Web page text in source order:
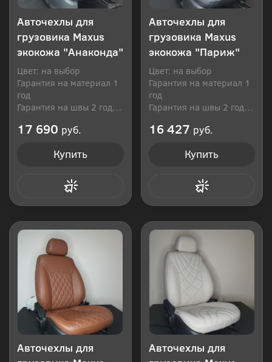
Авточехлы для
грузовика Maxus
экокожа "Анаконда"
Цвет: на выбор
Гарантия на материал 1
год
Гарантия на швы 2 года
17 690 руб.
Купить
Авточехлы для
грузовика Maxus
экокожа "Париж"
Цвет: на выбор
Гарантия на материал 1
год
Гарантия на швы 2 года
16 427 руб.
Купить
Авточехлы для
Авточехлы для